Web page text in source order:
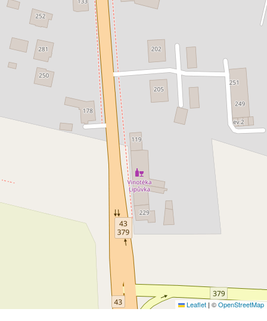
Leaflet | ©OpenStreetMap